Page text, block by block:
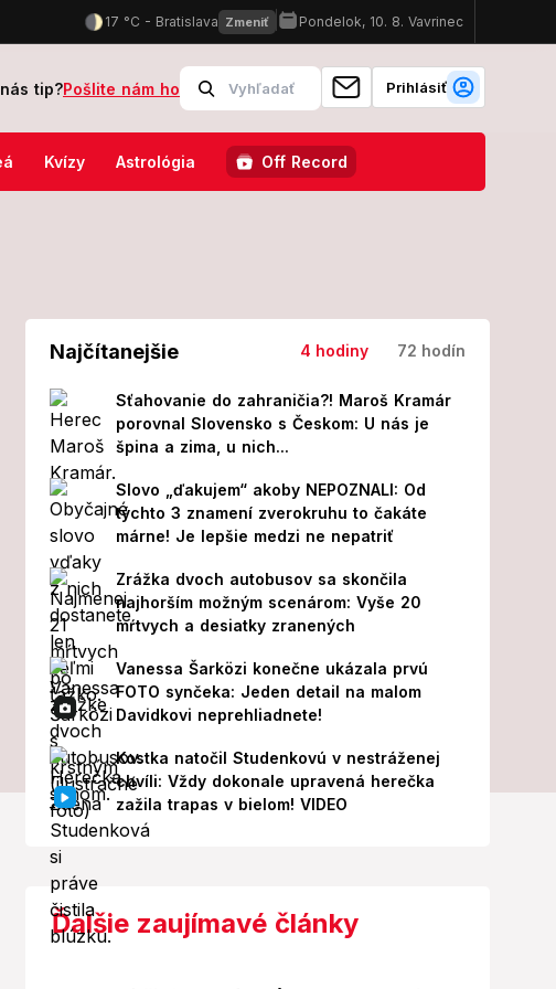
sa budú ľudia piecť pri 38 °C, táto časť sa najhoršiemu vyhne!
tip?Pošlite nám ho Prihlásiť
Kvízy Astrológia Off Record
Najčítanejšie 4 hodiny 72 hodín
Sťahovanie do zahraničia?! Maroš Kramár
porovnal Slovensko s Českom: U nás je
špina a zima, u nich...
Slovo „ďakujem“ akoby NEPOZNALI: Od
týchto 3 znamení zverokruhu to čakáte
márne! Je lepšie medzi ne nepatriť
Zrážka dvoch autobusov sa skončila
najhorším možným scenárom: Vyše 20
mŕtvych a desiatky zranených
Vanessa Šarközi konečne ukázala prvú
FOTO synčeka: Jeden detail na malom
Davidkovi neprehliadnete!
Kostka natočil Studenkovú v nestráženej
chvíli: Vždy dokonale upravená herečka
zažila trapas v bielom! VIDEO
Ďalšie zaujímavé články